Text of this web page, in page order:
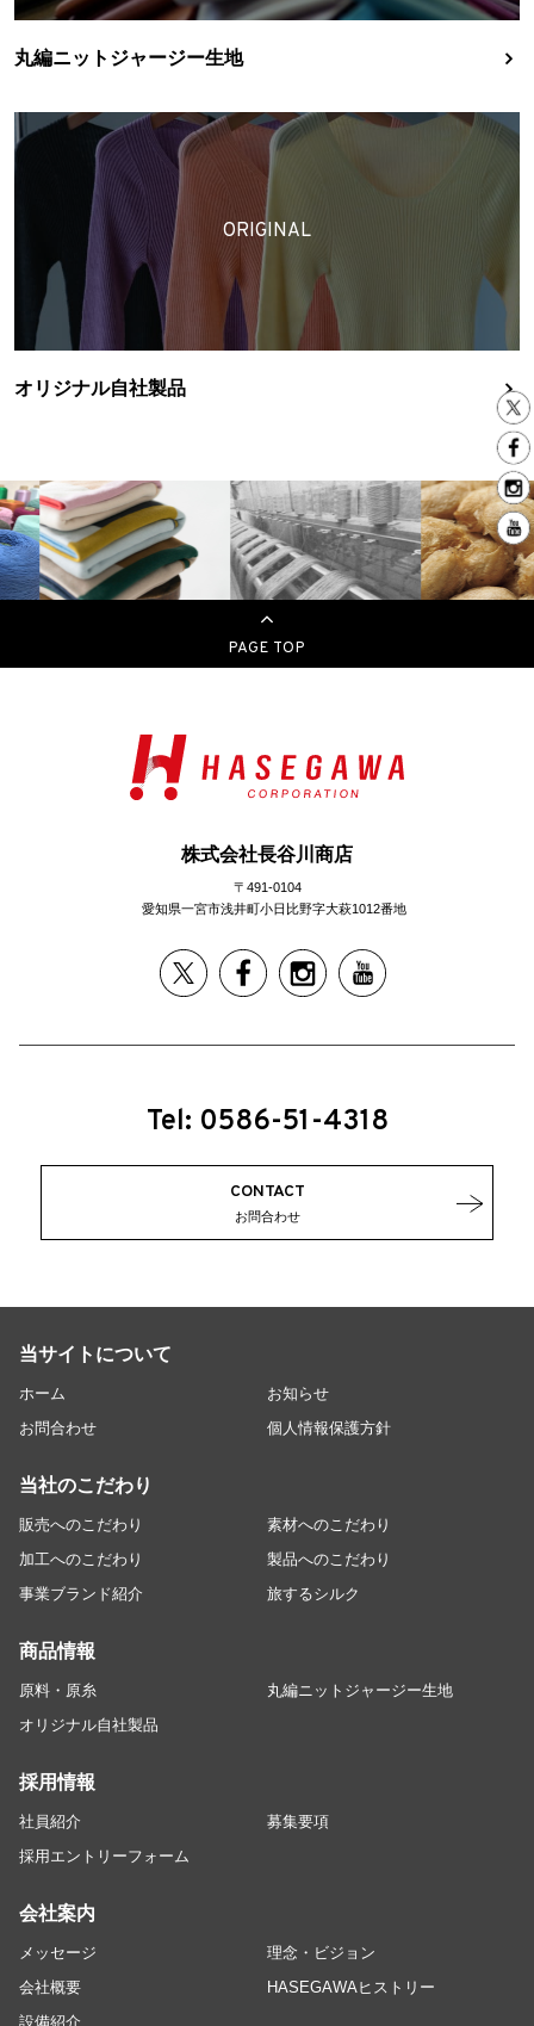
丸編ニットジャージー生地
ORIGINAL
オリジナル自社製品
PAGE TOP
株式会社長谷川商店
〒491-0104
愛知県一宮市浅井町小日比野字大萩1012番地
Tel: 0586-51-4318
CONTACT
お問合わせ
当サイトについて
ホーム
お知らせ
お問合わせ
個人情報保護方針
当社のこだわり
販売へのこだわり
素材へのこだわり
加工へのこだわり
製品へのこだわり
事業ブランド紹介
旅するシルク
商品情報
原料・原糸
丸編ニットジャージー生地
オリジナル自社製品
採用情報
社員紹介
募集要項
採用エントリーフォーム
会社案内
メッセージ
理念・ビジョン
会社概要
HASEGAWAヒストリー
設備紹介